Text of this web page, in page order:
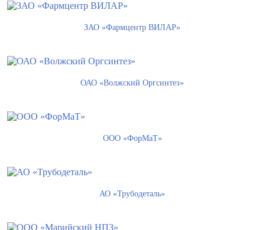
ЗАО «Фармцентр ВИЛАР»
ОАО «Волжский Оргсинтез»
ООО «ФорМаТ»
АО «Трубодеталь»